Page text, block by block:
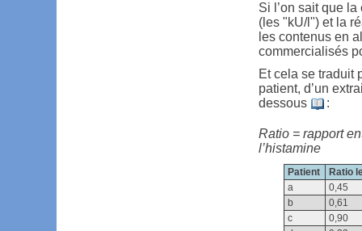
Si l’on sait que
(les "kU/l") et la
les contenus en
commercialisés
Et cela se traduit
patient, d’un
dessous
:
Ratio = rapport
l’histamine
Patient
Ratio
a
0,45
b
0,61
c
0,90